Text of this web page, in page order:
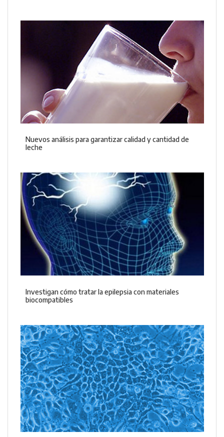
Nuevos análisis para garantizar calidad y cantidad de
leche
Investigan cómo tratar la epilepsia con materiales
biocompatibles